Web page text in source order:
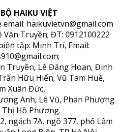
HAIKU VIỆT
haikuvietvn@gmail.com
Truyền; ĐT: 0912100222
tập: Minh Trí, Email:
Truyền, Lê Đăng Hoan, Đinh
Hữu Hiển, Vũ Tam Huề,
Xuân Đức,
Anh, Lê Vũ, Phan Phượng
Hồ Phương.
ngách 7A, ngõ 377, phố Lâm